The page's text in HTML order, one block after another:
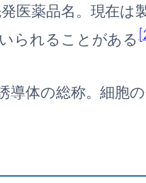
医薬品名。現在
られることがある
導体の総称。細胞